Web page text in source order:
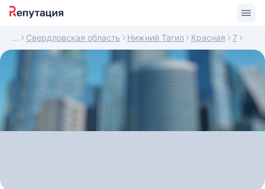
Свердловская область Нижний Тагил Красная 7